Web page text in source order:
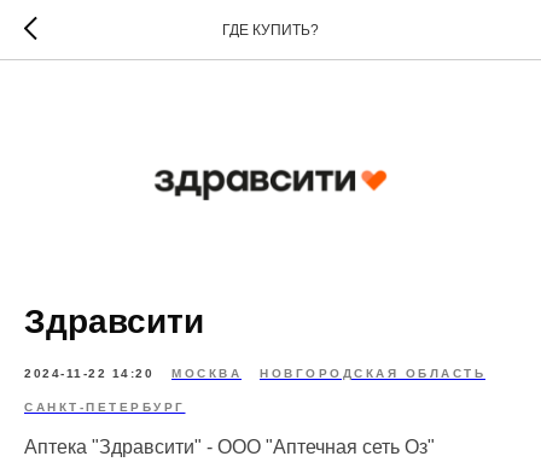
ГДЕ КУПИТЬ?
Здравсити
2024-11-22 14:20 МОСКВА НОВГОРОДСКАЯ ОБЛАСТЬ
САНКТ-ПЕТЕРБУРГ
Аптека "Здравсити" - ООО "Аптечная сеть Оз"